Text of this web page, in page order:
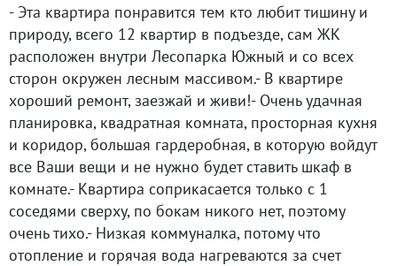
- Эта квартира понравится тем кто любит тишину и
природу, всего 12 квартир в подъезде, сам ЖК
расположен внутри Лесопарка Южный и со всех
сторон окружен лесным массивом.- В квартире
хороший ремонт, заезжай и живи!- Очень удачная
планировка, квадратная комната, просторная кухня
и коридор, большая гардеробная, в которую войдут
все Ваши вещи и не нужно будет ставить шкаф в
комнате.- Квартира соприкасается только с 1
соседями сверху, по бокам никого нет, поэтому
очень тихо.- Низкая коммуналка, потому что
отопление и горячая вода нагреваются за счет